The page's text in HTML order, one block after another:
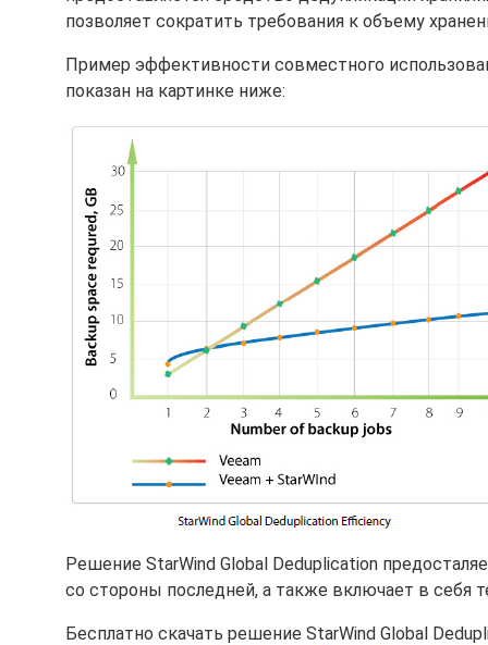
позволяет сократить требования к объему
Пример эффективности совместного
показан на картинке ниже:
Решение StarWind Global Deduplication
со стороны последней, а также включает в
Бесплатно скачать решение StarWind Global